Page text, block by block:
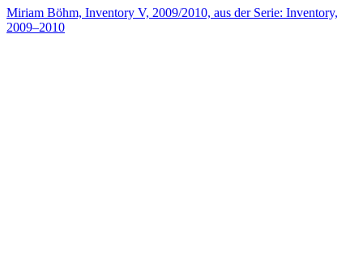
Miriam Böhm, Inventory V, 2009/2010, aus der Serie: Inventory,
2009–2010